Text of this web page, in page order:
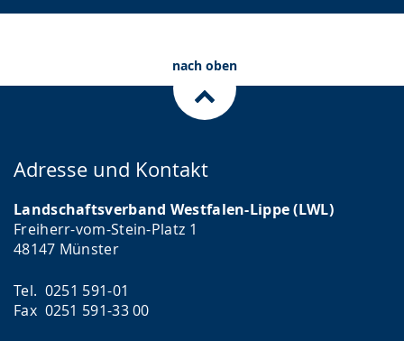
nach oben
Adresse und Kontakt
Landschaftsverband Westfalen-Lippe (LWL)
Freiherr-vom-Stein-Platz 1
48147 Münster
Tel. 0251 591-01
Fax 0251 591-33 00